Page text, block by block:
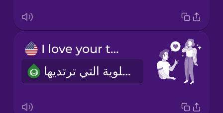
I love your top.
يعجبني الملابس العلوية التي ترتديها.